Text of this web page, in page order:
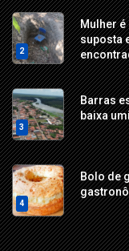
2
Mulher é
suposta
3
Barras
baixa
4
Bolo de